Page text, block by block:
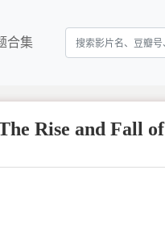
合集
Rise and Fall of